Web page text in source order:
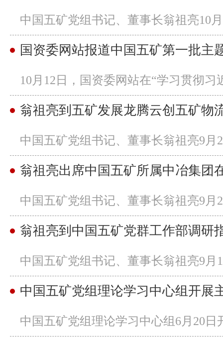
中国五矿党组书记、董事长翁祖亮10
国资委网站报道中国五矿第一批主
10月12日，国资委网站在“学习贯彻
中国五矿党组书记、董事长翁祖亮9月
翁祖亮出席中国五矿所属中冶集团
中国五矿党组书记、董事长翁祖亮9月
翁祖亮到中国五矿党群工作部调研
中国五矿党组书记、董事长翁祖亮9月
中国五矿党组理论学习中心组开展
中国五矿党组理论学习中心组6月20